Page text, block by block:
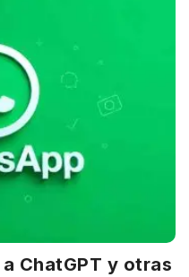
ChatGPT y otras